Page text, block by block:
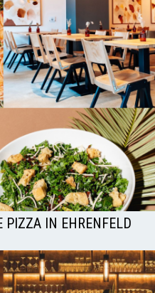
PIZZA IN EHRENFELD